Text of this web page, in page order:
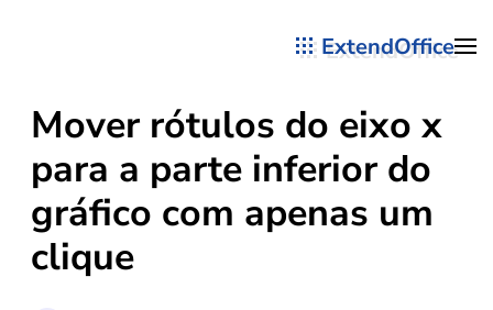
ExtendOffice
Mover rótulos do eixo x
para a parte inferior do
gráfico com apenas um
clique